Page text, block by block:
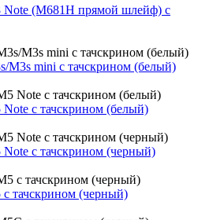
Note (M681H прямой шлейф) с
M3s mini с тачскрином (белый)
с тачскрином (белый)
с тачскрином (черный)
тачскрином (черный)